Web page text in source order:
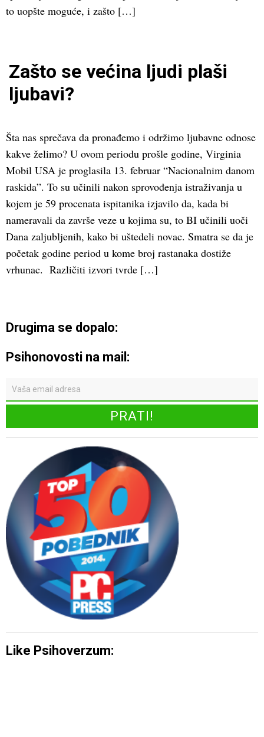
to uopšte moguće, i zašto […]
Zašto se većina ljudi plaši
ljubavi?
Šta nas sprečava da pronađemo i održimo ljubavne odnose
kakve želimo? U ovom periodu prošle godine, Virginia
Mobil USA je proglasila 13. februar “Nacionalnim danom
raskida”. To su učinili nakon sprovođenja istraživanja u
kojem je 59 procenata ispitanika izjavilo da, kada bi
nameravali da završe veze u kojima su, to BI učinili uoči
Dana zaljubljenih, kako bi uštedeli novac. Smatra se da je
početak godine period u kome broj rastanaka dostiže
vrhunac. Različiti izvori tvrde […]
Drugima se dopalo:
Psihonovosti na mail:
Like Psihoverzum: